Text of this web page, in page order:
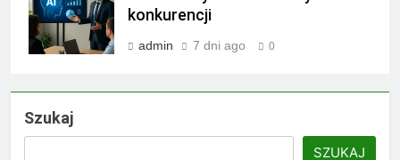
konkurencji
admin 7 dni ago 0
Szukaj
SZUKAJ